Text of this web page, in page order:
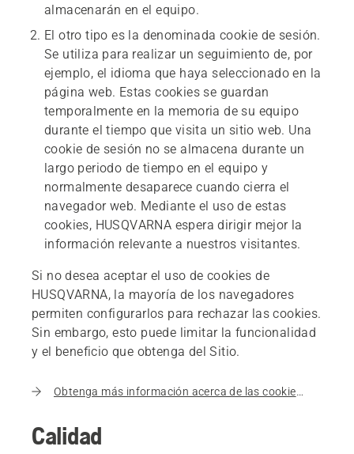
almacenarán en el equipo.
El otro tipo es la denominada cookie de sesión.
Se utiliza para realizar un seguimiento de, por
ejemplo, el idioma que haya seleccionado en la
página web. Estas cookies se guardan
temporalmente en la memoria de su equipo
durante el tiempo que visita un sitio web. Una
cookie de sesión no se almacena durante un
largo periodo de tiempo en el equipo y
normalmente desaparece cuando cierra el
navegador web. Mediante el uso de estas
cookies, HUSQVARNA espera dirigir mejor la
información relevante a nuestros visitantes.
Si no desea aceptar el uso de cookies de
HUSQVARNA, la mayoría de los navegadores
permiten configurarlos para rechazar las cookies.
Sin embargo, esto puede limitar la funcionalidad
y el beneficio que obtenga del Sitio.
Obtenga más información acerca de las cookies utilizadas en husqvarna.com
Calidad